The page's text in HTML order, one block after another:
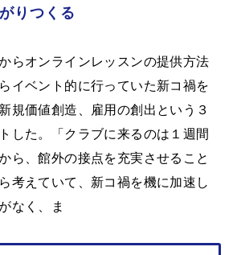
りつくる
らオンラインレッスンの提供方法
イベント的に行っていた新コ禍を
規価値創造、雇用の創出という３
した。「クラブに来るのは１週間
ら、館外の接点を充実させること
考えていて、新コ禍を機に加速し
なく、ま